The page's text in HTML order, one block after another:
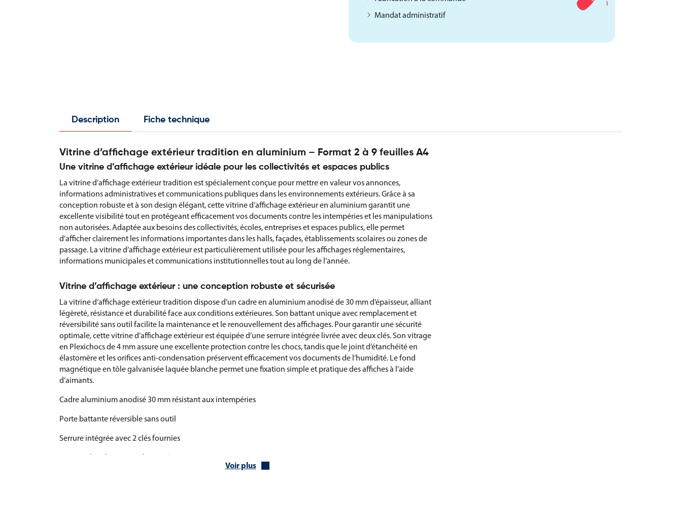
Mandat administratif
Description Fiche technique
Vitrine d’affichage extérieur tradition en aluminium – Format 2 à 9 feuilles A4
Une vitrine d’affichage extérieur idéale pour les collectivités et espaces publics
La vitrine d’affichage extérieur tradition est spécialement conçue pour mettre en valeur vos annonces,
informations administratives et communications publiques dans les environnements extérieurs. Grâce à sa
conception robuste et à son design élégant, cette vitrine d’affichage extérieur en aluminium garantit une
excellente visibilité tout en protégeant efficacement vos documents contre les intempéries et les manipulations
non autorisées. Adaptée aux besoins des collectivités, écoles, entreprises et espaces publics, elle permet
d’afficher clairement les informations importantes dans les halls, façades, établissements scolaires ou zones de
passage. La vitrine d’affichage extérieur est particulièrement utilisée pour les affichages réglementaires,
informations municipales et communications institutionnelles tout au long de l’année.
Vitrine d’affichage extérieur : une conception robuste et sécurisée
La vitrine d’affichage extérieur tradition dispose d’un cadre en aluminium anodisé de 30 mm d’épaisseur, alliant
légèreté, résistance et durabilité face aux conditions extérieures. Son battant unique avec remplacement et
réversibilité sans outil facilite la maintenance et le renouvellement des affichages. Pour garantir une sécurité
optimale, cette vitrine d’affichage extérieur est équipée d’une serrure intégrée livrée avec deux clés. Son vitrage
en Plexichocs de 4 mm assure une excellente protection contre les chocs, tandis que le joint d’étanchéité en
élastomère et les orifices anti-condensation préservent efficacement vos documents de l’humidité. Le fond
magnétique en tôle galvanisée laquée blanche permet une fixation simple et pratique des affiches à l’aide
d’aimants.
Cadre aluminium anodisé 30 mm résistant aux intempéries
Porte battante réversible sans outil
Serrure intégrée avec 2 clés fournies
Vitrage Plexichocs 4 mm haute résistance
Voir plus